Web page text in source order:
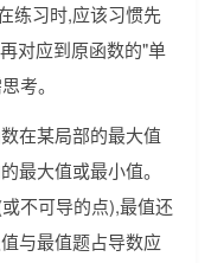
练习时,应该习惯先
对应到原函数的"单
考。
在某局部的最大值
最大值或最小值。
不可导的点),最值还
与最值题占导数应